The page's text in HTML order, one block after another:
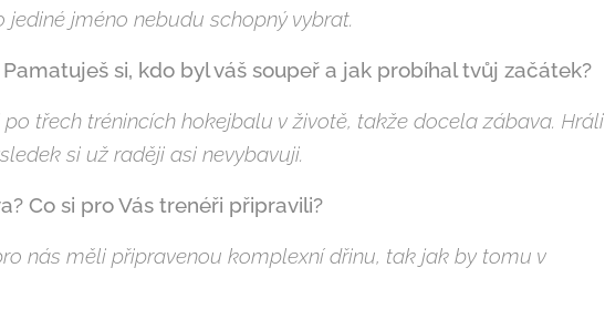
jméno nebudu schopný vybrat.
si, kdo byl váš soupeř a jak probíhal tvůj začátek?
třech trénincích hokejbalu v životě, takže docela zábava. Hráli
si už raději asi nevybavuji.
Co si pro Vás trenéři připravili?
nás měli připravenou komplexní dřinu, tak jak by tomu v